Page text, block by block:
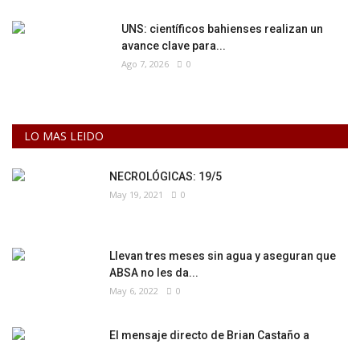
UNS: científicos bahienses realizan un
avance clave para...
Ago 7, 2026 0
LO MAS LEIDO
NECROLÓGICAS: 19/5
May 19, 2021 0
Llevan tres meses sin agua y aseguran que
ABSA no les da...
May 6, 2022 0
El mensaje directo de Brian Castaño a